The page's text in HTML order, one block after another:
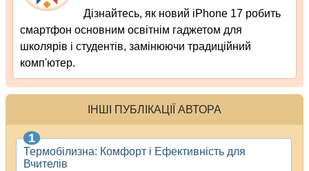
Дізнайтесь, як новий iPhone 17 робить
смартфон основним освітнім гаджетом для
школярів і студентів, замінюючи традиційний
комп'ютер.
ІНШІ ПУБЛІКАЦІЇ АВТОРА
Термобілизна: Комфорт і Ефективність для
Вчителів